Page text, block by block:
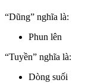
“Dũng” nghĩa là:
Phun lên
“Tuyền” nghĩa là:
Dòng suối